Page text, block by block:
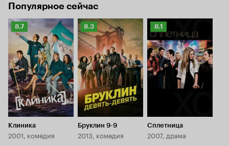
Популярное сейчас
Рейтинг
Кинопоиска
8.7
8.7
Клиника
2001, комедия
Рейтинг
Кинопоиска
8.3
8.3
Бруклин 9-9
2013, комедия
Рейтинг
Кинопоиска
8.1
8.1
Сплетница
2007, драма